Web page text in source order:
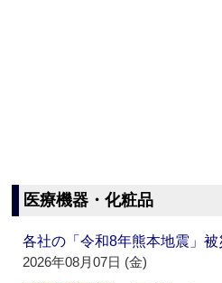
医療機器・化粧品
各社の「令和8年熊本地震」被
2026年08月07日 (金)